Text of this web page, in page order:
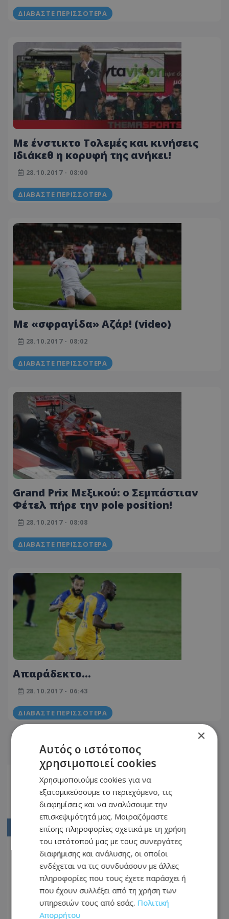
ΔΙΑΒΆΣΤΕ ΠΕΡΙΣΣΌΤΕΡΑ
Με ένστικτο Τολεμές και κινήσεις
Ιδιάκεθ η κορυφή της ανήκει!
28.10.2017 - 08:00
ΔΙΑΒΆΣΤΕ ΠΕΡΙΣΣΌΤΕΡΑ
Με «σφραγίδα» Αζάρ! (video)
28.10.2017 - 08:02
ΔΙΑΒΆΣΤΕ ΠΕΡΙΣΣΌΤΕΡΑ
Grand Prix Μεξικού: ο Σεμπάστιαν
Φέτελ πήρε την pole position!
28.10.2017 - 08:08
ΔΙΑΒΆΣΤΕ ΠΕΡΙΣΣΌΤΕΡΑ
Απαράδεκτο…
28.10.2017 - 06:43
ΔΙΑΒΆΣΤΕ ΠΕΡΙΣΣΌΤΕΡΑ
6502
6503
6504
6505
6506
...
6514
×
Αυτός ο ιστότοπος
χρησιμοποιεί cookies
Χρησιμοποιούμε cookies για να
εξατομικεύσουμε το περιεχόμενο, τις
διαφημίσεις και να αναλύσουμε την
επισκεψιμότητά μας. Μοιραζόμαστε
επίσης πληροφορίες σχετικά με τη χρήση
του ιστότοπού μας με τους συνεργάτες
διαφήμισης και ανάλυσης, οι οποίοι
ενδέχεται να τις συνδυάσουν με άλλες
πληροφορίες που τους έχετε παράσχει ή
που έχουν συλλέξει από τη χρήση των
υπηρεσιών τους από εσάς. Πολιτική
Απορρήτου